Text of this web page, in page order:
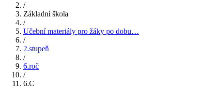
/
Základní škola
/
Učební materiály pro žáky po dobu…
/
2.stupeň
/
6.roč
/
6.C